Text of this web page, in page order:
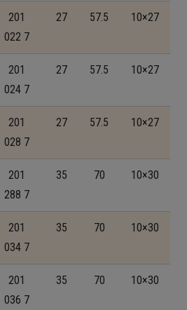
201
022 7
27 57.5 10×27
201
024 7
27 57.5 10×27
201
028 7
27 57.5 10×27
201
288 7
35 70 10×30
201
034 7
35 70 10×30
201
036 7
35 70 10×30